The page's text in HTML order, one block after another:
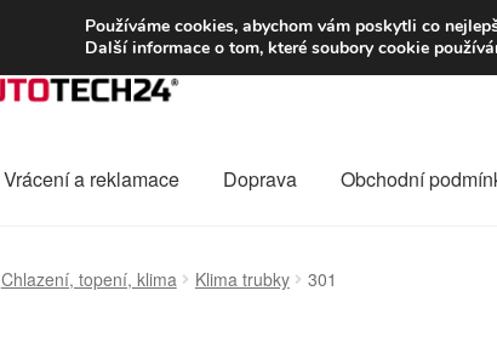
DOPRAVA od 139,-Kč
Vrácení a reklamace Doprava Obchodní
Chlazení, topení, klima Klima trubky 301
Používáme cookies, abychom vám poskytli co
Další informace o tom, které soubory cookie